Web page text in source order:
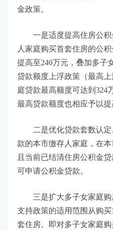
金政策。
一是适度提高住房公积
人家庭购买首套住房的公
提高至240万元，叠加多子
贷款额度上浮政策（最高
庭贷款最高额度可达到324
最高贷款额度也相应予以提
二是优化贷款套数认定
款的本市缴存人家庭，在本
且当前已结清住房公积金
可申请公积金贷款。
三是扩大多子女家庭购
支持政策的适用范围从购
套住房。即对多子女家庭